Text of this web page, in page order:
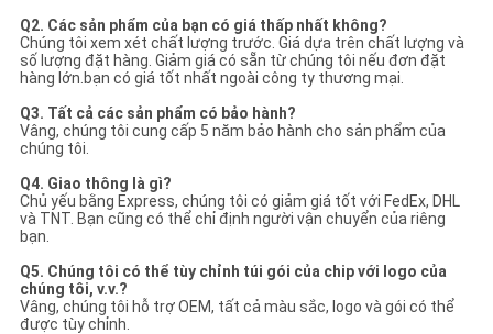
Q2. Các sản phẩm của bạn có giá thấp nhất không?
Chúng tôi xem xét chất lượng trước. Giá dựa trên chất lượng và
số lượng đặt hàng. Giảm giá có sẵn từ chúng tôi nếu đơn đặt
hàng lớn.bạn có giá tốt nhất ngoài công ty thương mại.
Q3. Tất cả các sản phẩm có bảo hành?
Vâng, chúng tôi cung cấp 5 năm bảo hành cho sản phẩm của
chúng tôi.
Q4. Giao thông là gì?
Chủ yếu bằng Express, chúng tôi có giảm giá tốt với FedEx, DHL
và TNT. Bạn cũng có thể chỉ định người vận chuyển của riêng
bạn.
Q5. Chúng tôi có thể tùy chỉnh túi gói của chip với logo của
chúng tôi, v.v.?
Vâng, chúng tôi hỗ trợ OEM, tất cả màu sắc, logo và gói có thể
được tùy chỉnh.